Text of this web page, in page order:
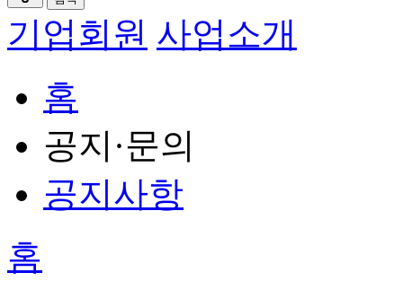
기업회원 사업소개
홈
공지·문의
공지사항
홈